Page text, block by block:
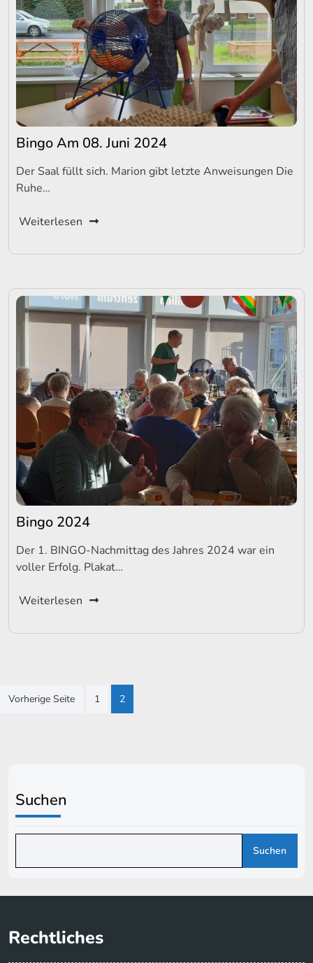
Bingo Am 08. Juni 2024
Der Saal füllt sich. Marion gibt letzte Anweisungen Die
Ruhe…
Weiterlesen
Bingo 2024
Der 1. BINGO-Nachmittag des Jahres 2024 war ein
voller Erfolg. Plakat…
Weiterlesen
Seitennummerierung
Vorherige Seite 1 2
Suchen
Suchen
Rechtliches